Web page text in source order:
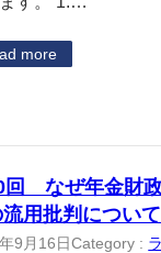
more
回 なぜ年金財政
用批判について
9月16日Category :